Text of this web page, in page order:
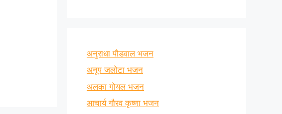
अनुराधा पौडवाल भजन
अनूप जलोटा भजन
अलका गोयल भजन
आचार्य गौरव कृष्णा भजन